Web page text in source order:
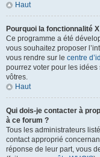
Haut
Pourquoi la fonctionnalité
Ce programme a été
vous souhaitez proposer
vous rendre sur le centre
pourrez voter pour les idées
vôtres.
Haut
Qui dois-je contacter à
à ce forum ?
Tous les administrateurs
contact approprié
réponse de leur part, vous